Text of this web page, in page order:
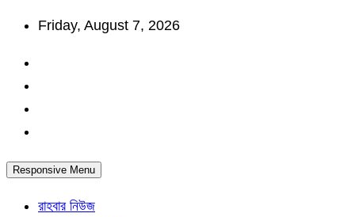
Skip
content
Friday, August 7, 2026
Responsive Menu
রাহবার নিউজ